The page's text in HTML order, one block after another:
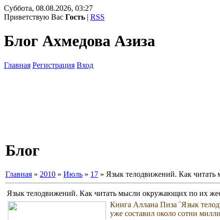
Суббота, 08.08.2026, 03:27
Приветствую Вас Гость | RSS
Блог Ахмедова Азиза
Главная Регистрация Вход
Блог
Главная » 2010 » Июль » 17 » Язык телодвижений. Как
Язык телодвижений. Как читать мысли окружающих по их
Книга Аллана Пиза `Язык
уже составил около сотни